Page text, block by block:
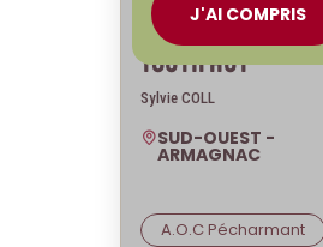
J'AI COMPRIS
DOMAINE DE
TOUTIFAUT
Sylvie COLL
SUD-OUEST -
ARMAGNAC
A.O.C Pécharmant